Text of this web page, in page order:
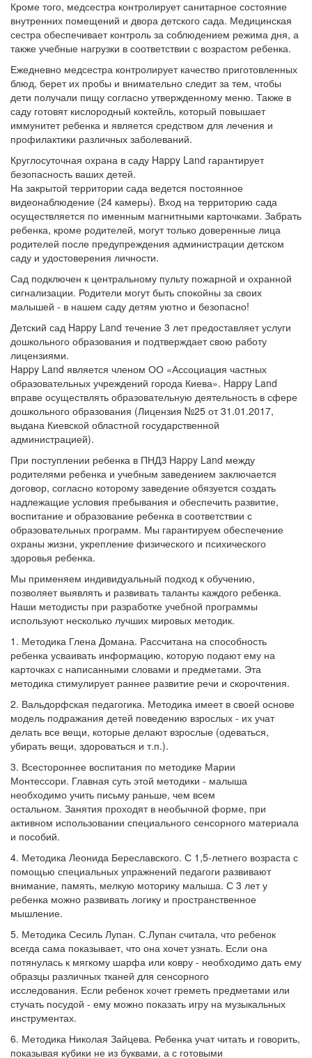
Кроме того, медсестра контролирует санитарное состояние
внутренних помещений и двора детского сада. Медицинская
сестра обеспечивает контроль за соблюдением режима дня, а
также учебные нагрузки в соответствии с возрастом ребенка.
Ежедневно медсестра контролирует качество приготовленных
блюд, берет их пробы и внимательно следит за тем, чтобы
дети получали пищу согласно утвержденному меню. Также в
саду готовят кислородный коктейль, который повышает
иммунитет ребенка и является средством для лечения и
профилактики различных заболеваний.
Круглосуточная охрана в саду Happy Land гарантирует
безопасность ваших детей.
На закрытой территории сада ведется постоянное
видеонаблюдение (24 камеры). Вход на территорию сада
осуществляется по именным магнитными карточками. Забрать
ребенка, кроме родителей, могут только доверенные лица
родителей после предупреждения администрации детском
саду и удостоверения личности.
Сад подключен к центральному пульту пожарной и охранной
сигнализации. Родители могут быть спокойны за своих
малышей - в нашем саду детям уютно и безопасно!
Детский сад Happy Land течение 3 лет предоставляет услуги
дошкольного образования и подтверждает свою работу
лицензиями.
Happy Land является членом ОО «Ассоциация частных
образовательных учреждений города Киева». Happy Land
вправе осуществлять образовательную деятельность в сфере
дошкольного образования (Лицензия №25 от 31.01.2017,
выдана Киевской областной государственной
администрацией).
При поступлении ребенка в ПНДЗ Happy Land между
родителями ребенка и учебным заведением заключается
договор, согласно которому заведение обязуется создать
надлежащие условия пребывания и обеспечить развитие,
воспитание и образование ребенка в соответствии с
образовательных программ. Мы гарантируем обеспечение
охраны жизни, укрепление физического и психического
здоровья ребенка.
Мы применяем индивидуальный подход к обучению,
позволяет выявлять и развивать таланты каждого ребенка.
Наши методисты при разработке учебной программы
используют несколько лучших мировых методик.
1. Методика Глена Домана. Рассчитана на способность
ребенка усваивать информацию, которую подают ему на
карточках с написанными словами и предметами. Эта
методика стимулирует раннее развитие речи и скорочтения.
2. Вальдорфская педагогика. Методика имеет в своей основе
модель подражания детей поведению взрослых - их учат
делать все вещи, которые делают взрослые (одеваться,
убирать вещи, здороваться и т.п.).
3. Всестороннее воспитания по методике Марии
Монтессори. Главная суть этой методики - малыша
необходимо учить письму раньше, чем всем
остальном. Занятия проходят в необычной форме, при
активном использовании специального сенсорного материала
и пособий.
4. Методика Леонида Береславского. С 1,5-летнего возраста с
помощью специальных упражнений педагоги развивают
внимание, память, мелкую моторику малыша. С 3 лет у
ребенка можно развивать логику и пространственное
мышление.
5. Методика Сесиль Лупан. С.Лупан считала, что ребенок
всегда сама показывает, что она хочет узнать. Если она
потянулась к мягкому шарфа или ковру - необходимо дать ему
образцы различных тканей для сенсорного
исследования. Если ребенок хочет греметь предметами или
стучать посудой - ему можно показать игру на музыкальных
инструментах.
6. Методика Николая Зайцева. Ребенка учат читать и говорить,
показывая кубики не из буквами, а с готовыми